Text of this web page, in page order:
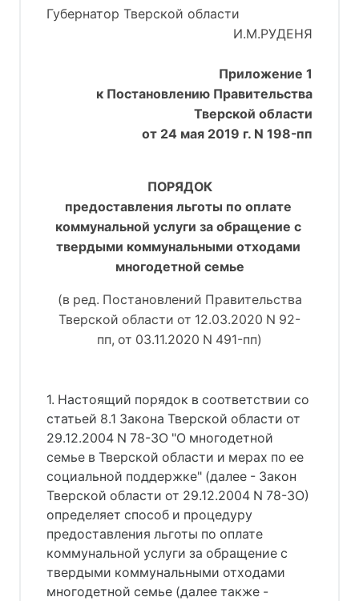
Губернатор Тверской области
И.М.РУДЕНЯ
Приложение 1
к Постановлению Правительства
Тверской области
от 24 мая 2019 г. N 198-пп
ПОРЯДОК
предоставления льготы по оплате
коммунальной услуги за обращение с
твердыми коммунальными отходами
многодетной семье
(в ред. Постановлений Правительства
Тверской области от 12.03.2020 N 92-
пп, от 03.11.2020 N 491-пп)
1. Настоящий порядок в соответствии со
статьей 8.1 Закона Тверской области от
29.12.2004 N 78-ЗО "О многодетной
семье в Тверской области и мерах по ее
социальной поддержке" (далее - Закон
Тверской области от 29.12.2004 N 78-ЗО)
определяет способ и процедуру
предоставления льготы по оплате
коммунальной услуги за обращение с
твердыми коммунальными отходами
многодетной семье (далее также -